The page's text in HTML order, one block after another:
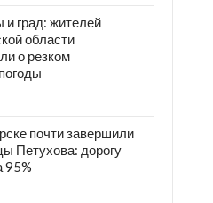
и град: жителей
области
о резком
почти завершили
Петухова: дорогу
95%